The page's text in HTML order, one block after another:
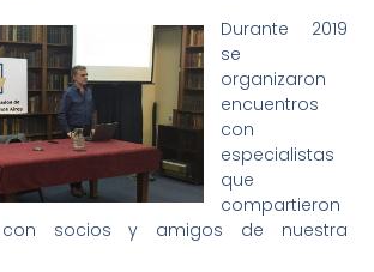
Durante 2019
se
organizaron
encuentros
con
especialistas
que
compartieron
socios y amigos de nuestra